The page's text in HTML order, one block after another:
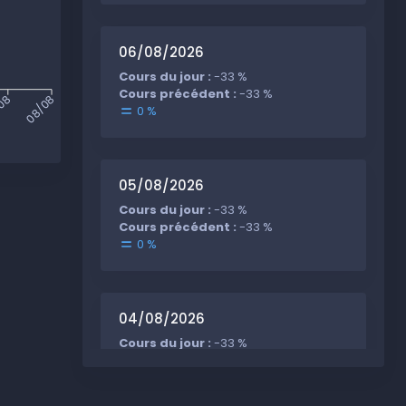
08/08
06/08/2026
Cours du jour :-33 %
Cours précédent :-33 %
0 %
05/08/2026
Cours du jour :-33 %
Cours précédent :-33 %
0 %
04/08/2026
Cours du jour :-33 %